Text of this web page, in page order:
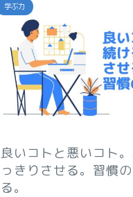
学ぶ力
良いコトと悪いコト
っきりさせる。習慣
る。